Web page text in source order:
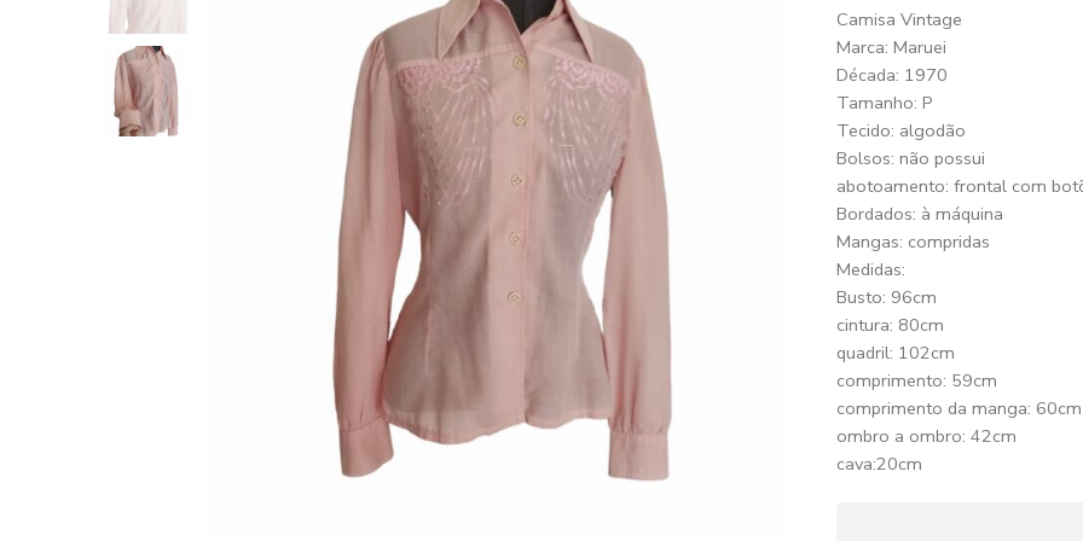
Camisa Vintage
Marca: Maruei
Década: 1970
Tamanho: P
Tecido: algodão
Bolsos: não possui
abotoamento: frontal com
Bordados: à máquina
Mangas: compridas
Medidas:
Busto: 96cm
cintura: 80cm
quadril: 102cm
comprimento: 59cm
comprimento da manga: 60cm
ombro a ombro: 42cm
cava:20cm